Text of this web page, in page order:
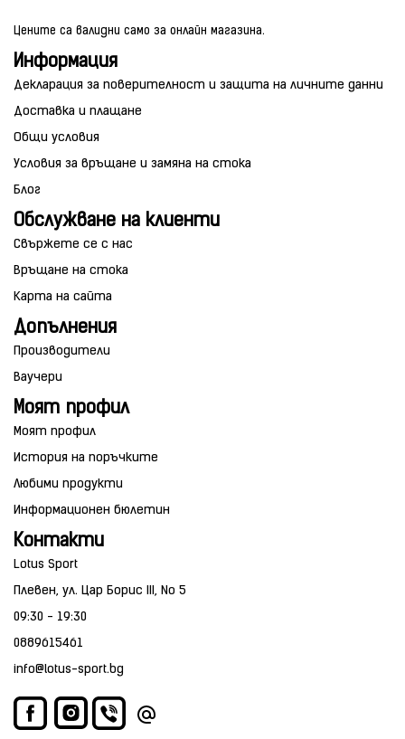
Цените са валидни само за онлайн магазина.
Информация
Декларация за поверителност и защита на личните данни
Доставка и плащане
Общи условия
Условия за връщане и замяна на стока
Блог
Обслужване на клиенти
Свържете се с нас
Връщане на стока
Карта на сайта
Допълнения
Производители
Ваучери
Моят профил
Моят профил
История на поръчките
Любими продукти
Информационен бюлетин
Контакти
Lotus Sport
Плевен, ул. Цар Борис III, No 5
09:30 - 19:30
0889615461
info@lotus-sport.bg